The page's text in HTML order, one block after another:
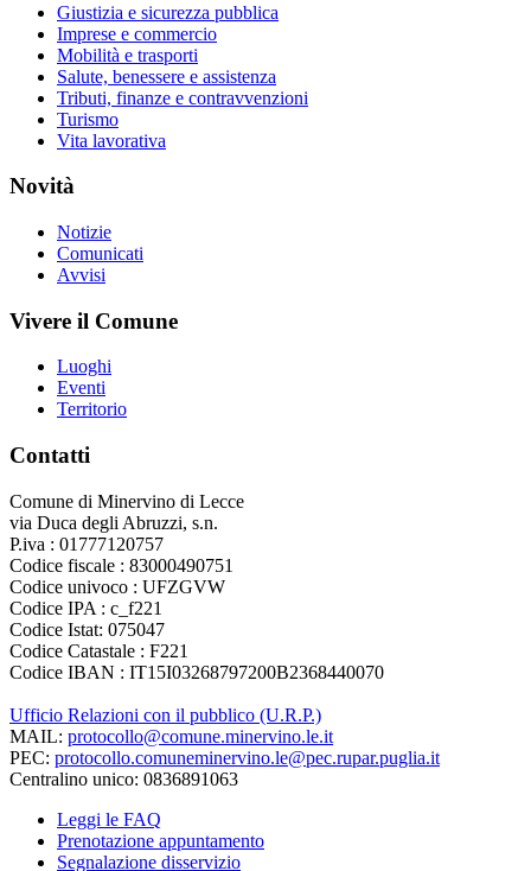
Giustizia e sicurezza pubblica
Imprese e commercio
Mobilità e trasporti
Salute, benessere e assistenza
Tributi, finanze e contravvenzioni
Turismo
Vita lavorativa
Novità
Notizie
Comunicati
Avvisi
Vivere il Comune
Luoghi
Eventi
Territorio
Contatti
Comune di Minervino di Lecce
via Duca degli Abruzzi, s.n.
P.iva : 01777120757
Codice fiscale : 83000490751
Codice univoco : UFZGVW
Codice IPA : c_f221
Codice Istat: 075047
Codice Catastale : F221
Codice IBAN : IT15I03268797200B2368440070
Ufficio Relazioni con il pubblico (U.R.P.)
MAIL: protocollo@comune.minervino.le.it
PEC: protocollo.comuneminervino.le@pec.rupar.puglia.it
Centralino unico: 0836891063
Leggi le FAQ
Prenotazione appuntamento
Segnalazione disservizio